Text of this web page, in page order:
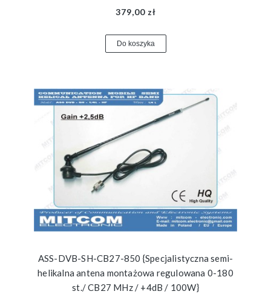
379,00 zł
Do koszyka
ASS-DVB-SH-CB27-850 {Specjalistyczna semi-
helikalna antena montażowa regulowana 0-180
st./ CB27 MHz / +4dB / 100W}